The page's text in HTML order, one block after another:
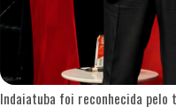
Indaiatuba foi reconhecida pelo